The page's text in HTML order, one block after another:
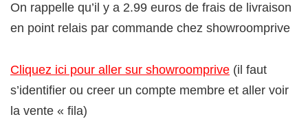
On rappelle qu’il y a 2.99 euros de frais de livraison
en point relais par commande chez showroomprive
Cliquez ici pour aller sur showroomprive (il faut
s’identifier ou creer un compte membre et aller voir
la vente « fila)